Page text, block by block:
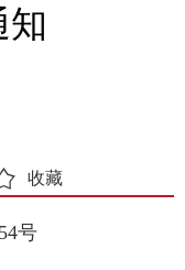
知
收藏
号